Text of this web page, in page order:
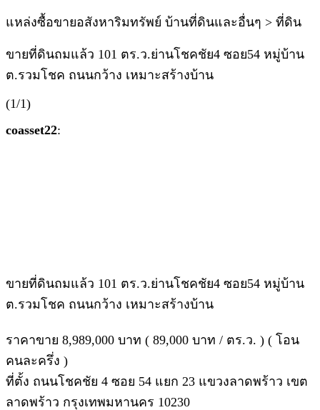
แหล่งซื้อขายอสังหาริมทรัพย์ บ้านที่ดินและอื่นๆ > ที่ดิน
ขายที่ดินถมแล้ว 101 ตร.ว.ย่านโชคชัย4 ซอย54 หมู่บ้าน
ต.รวมโชค ถนนกว้าง เหมาะสร้างบ้าน
(1/1)
coasset22:
ขายที่ดินถมแล้ว 101 ตร.ว.ย่านโชคชัย4 ซอย54 หมู่บ้าน
ต.รวมโชค ถนนกว้าง เหมาะสร้างบ้าน
ราคาขาย 8,989,000 บาท ( 89,000 บาท / ตร.ว. ) ( โอน
คนละครึ่ง )
ที่ตั้ง ถนนโชคชัย 4 ซอย 54 แยก 23 แขวงลาดพร้าว เขต
ลาดพร้าว กรุงเทพมหานคร 10230